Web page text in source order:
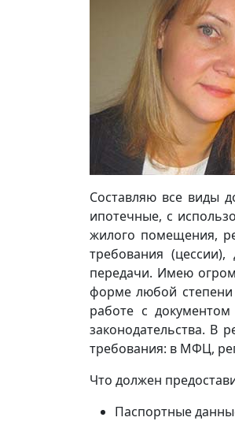
Составляю все виды
ипотечные, с
жилого помещения,
требования (цессии),
передачи. Имею
форме любой
работе с
законодательства. В
требования: в МФЦ,
Что должен
Паспортные